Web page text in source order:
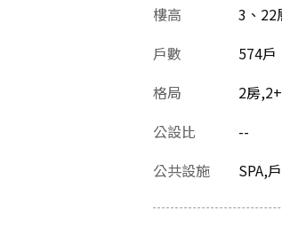
樓高
3、22
戶數
574戶
格局
2房
公設比
--
公共設施 SPA,